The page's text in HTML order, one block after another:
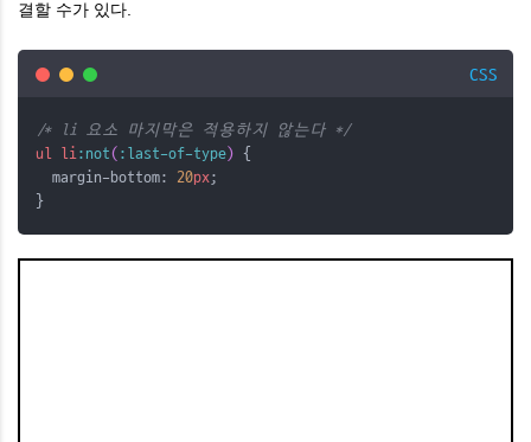
결할 수가 있다.
CSS
/* li 요소 마지막은 적용하지 않는다 */
ul
li :not( :last-of-type) {
  margin-bottom:
20px;
}